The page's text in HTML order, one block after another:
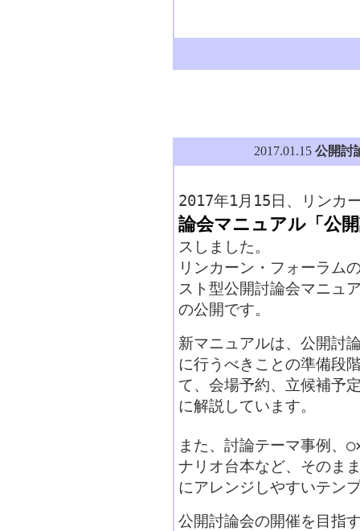
2017.01.15 公開討
2017年1月15日、リンカ
論会マニュアル「公
スしました。
リンカーン・フォーラム
スト型公開討論会マニュ
の公開です。
新マニュアルは、公開討
に行うべきことの準備段
て、会場予約、立候補予
に解説しています。
また、討論テーマ事例、
ナリオ台本など、そのま
にアレンジしやすいテン
公開討論会の開催を目指